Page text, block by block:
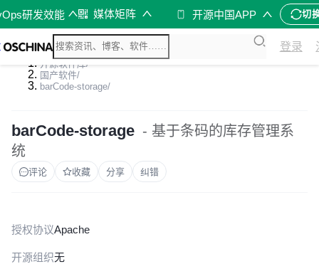
研发效能 媒体矩阵 开源中国APP 切
登录
开源软件库/
国产软件/
barCode-storage/
barCode-storage - 基于条码的库存管理系
统
评论 收藏 分享 纠错
授权协议Apache
开源组织无